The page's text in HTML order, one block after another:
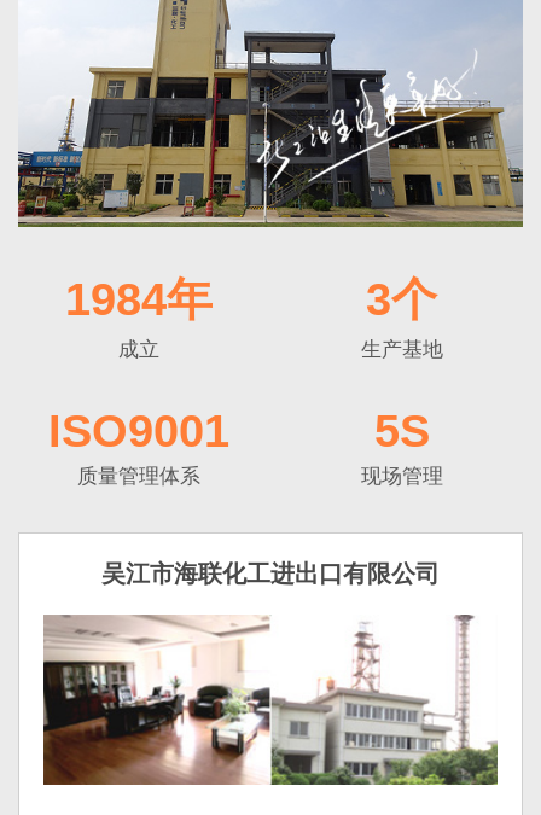
1984年
成立
3个
生产基地
ISO9001
质量管理体系
5S
现场管理
吴江市海联化工进出口有限公司